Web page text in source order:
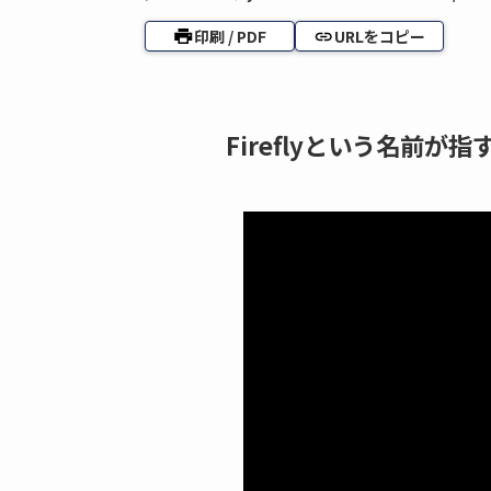
印刷 / PDF
URLをコピー
Fireflyという名前が指